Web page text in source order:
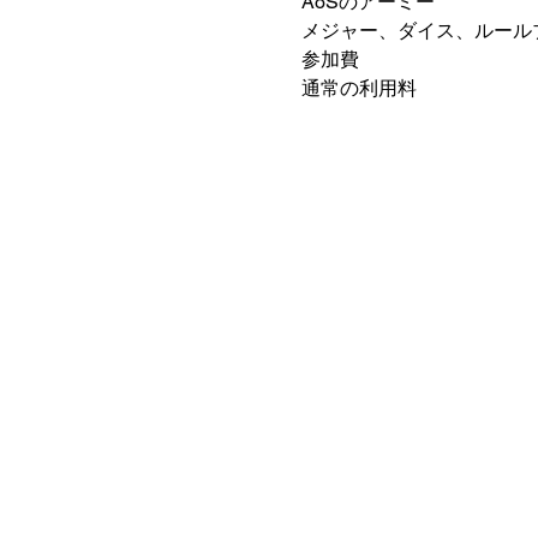
メジャー、ダイス、ルー
参加費
通常の利用料